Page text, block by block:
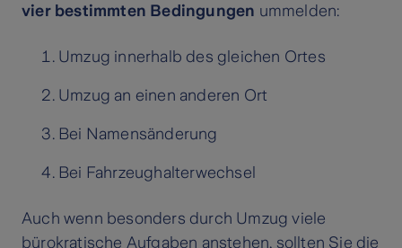
vier bestimmten Bedingungen ummelden:
Umzug innerhalb des gleichen Ortes
Umzug an einen anderen Ort
Bei Namensänderung
Bei Fahrzeughalterwechsel
Auch wenn besonders durch Umzug viele
bürokratische Aufgaben anstehen, sollten Sie die